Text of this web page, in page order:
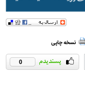
نسخه چاپی
0